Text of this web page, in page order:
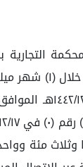
التجارية
لذا أطلب إلزام المدعى